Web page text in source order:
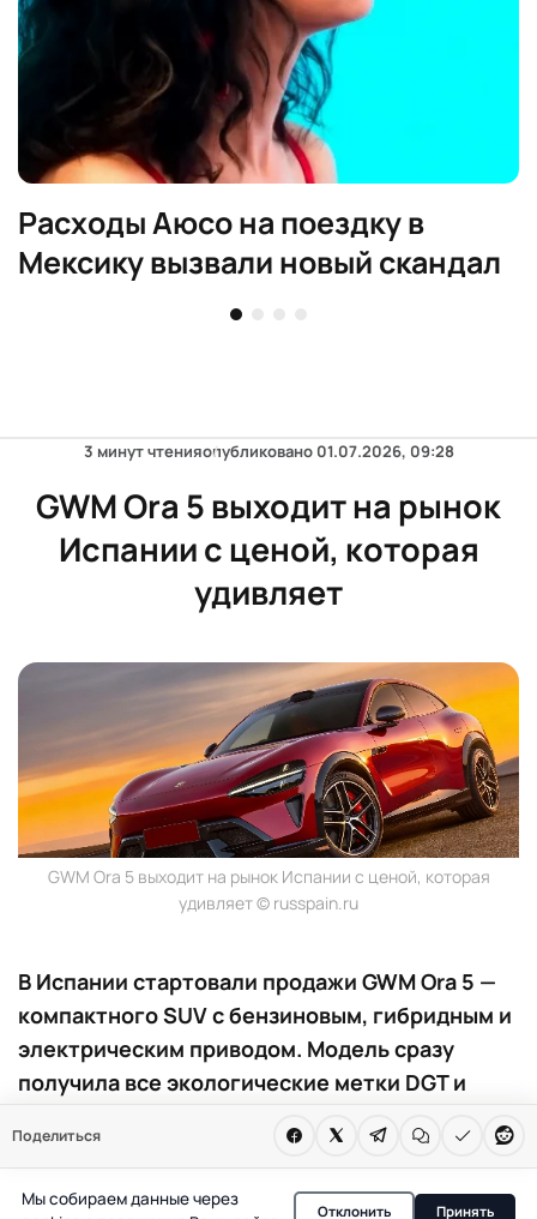
Расходы Аюсо на поездку в
Мексику вызвали новый скандал
Поделиться
3 минут чтенияопубликовано 01.07.2026, 09:28
GWM Ora 5 выходит на рынок
Испании с ценой, которая
удивляет
GWM Ora 5 выходит на рынок Испании с ценой, которая
удивляет © russpain.ru
В Испании стартовали продажи GWM Ora 5 —
компактного SUV с бензиновым, гибридным и
электрическим приводом. Модель сразу
получила все экологические метки DGT и
расстановку сил на рынке.
GWM Ora 5 официально появился в продаже в Испании,
Мы собираем данные через
Отклонить Принять